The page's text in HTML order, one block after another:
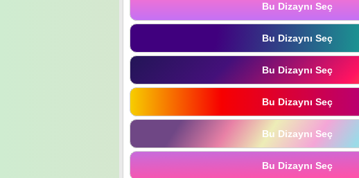
Bu Dizaynı Seç
Bu Dizaynı Seç
Bu Dizaynı Seç
Bu Dizaynı Seç
Bu Dizaynı Seç
Bu Dizaynı Seç